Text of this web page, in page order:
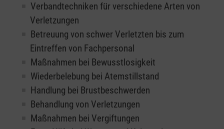
Verbandtechniken für verschiedene Arten von
Verletzungen
Betreuung von schwer Verletzten bis zum
Eintreffen von Fachpersonal
Maßnahmen bei Bewusstlosigkeit
Wiederbelebung bei Atemstillstand
Handlung bei Brustbeschwerden
Behandlung von Verletzungen
Maßnahmen bei Vergiftungen